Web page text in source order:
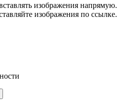
изображения напрямую.
изображения по ссылке.